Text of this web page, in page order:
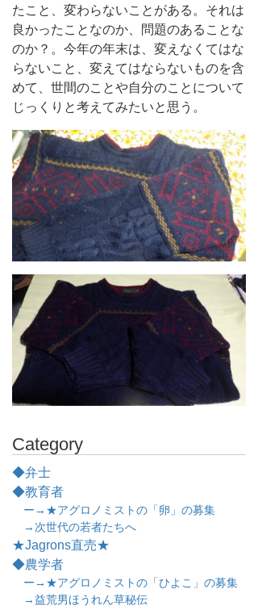
たこと、変わらないことがある。それは
良かったことなのか、問題のあることな
のか？。今年の年末は、変えなくてはな
らないこと、変えてはならないものを含
めて、世間のことや自分のことについて
じっくりと考えてみたいと思う。
Category
◆弁士
◆教育者
ー→★アグロノミストの「卵」の募集
→次世代の若者たちへ
★Jagrons直売★
◆農学者
ー→★アグロノミストの「ひよこ」の募集
→益荒男ほうれん草秘伝